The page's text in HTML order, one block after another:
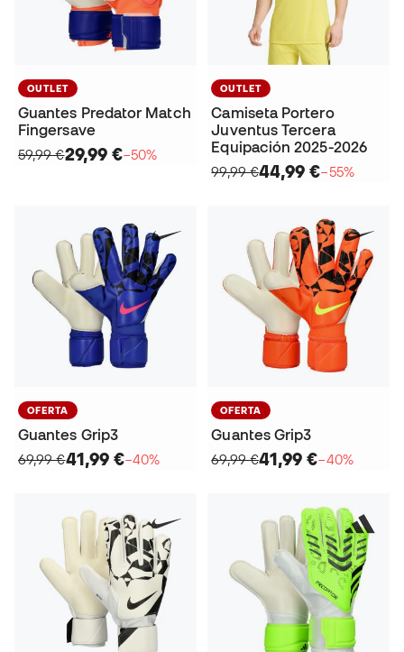
OUTLET
Guantes Predator Match
Fingersave
59,99 €29,99 €−50%
OUTLET
Camiseta Portero
Juventus Tercera
Equipación 2025-2026
99,99 €44,99 €−55%
OFERTA
Guantes Grip3
69,99 €41,99 €−40%
OFERTA
Guantes Grip3
69,99 €41,99 €−40%